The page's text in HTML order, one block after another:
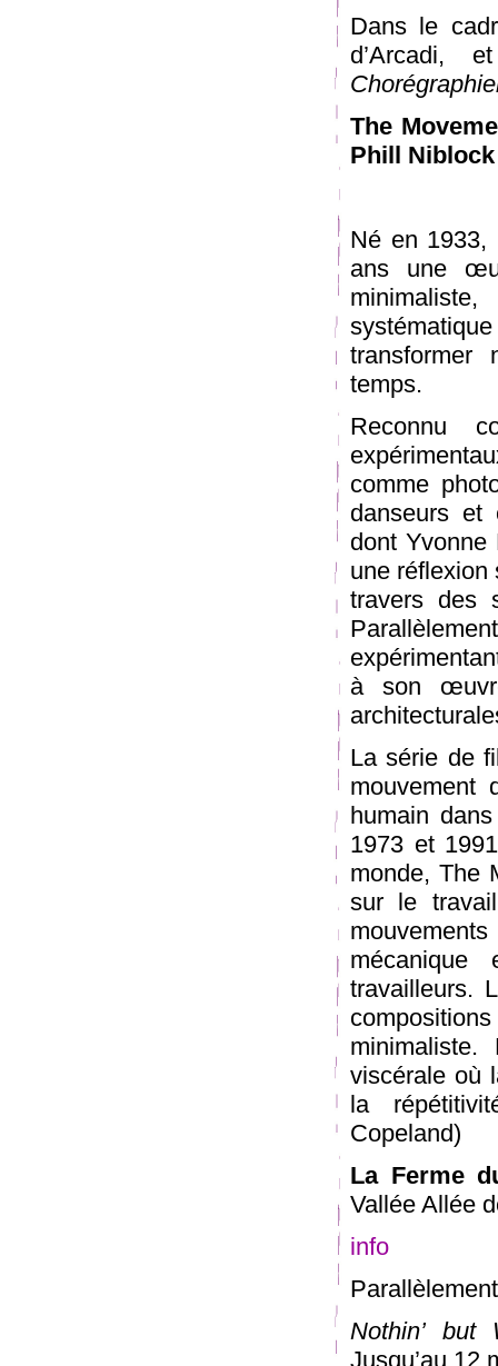
Dans le
d’Arcadi,
The
Phill Niblock
Né en 1933,
ans une
transformer
temps.
Reconnu
comme
danseurs et
dont Yvonne
une réflexion
travers des
à son
La série de
mouvement
humain
1973 et
monde, The
sur le
travailleurs.
viscérale où
la
Copeland)
La Ferme
Vallée Allée
info
Nothin’ but
Jusqu’au 12